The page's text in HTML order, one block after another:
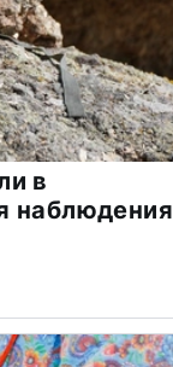
в
наблюдения